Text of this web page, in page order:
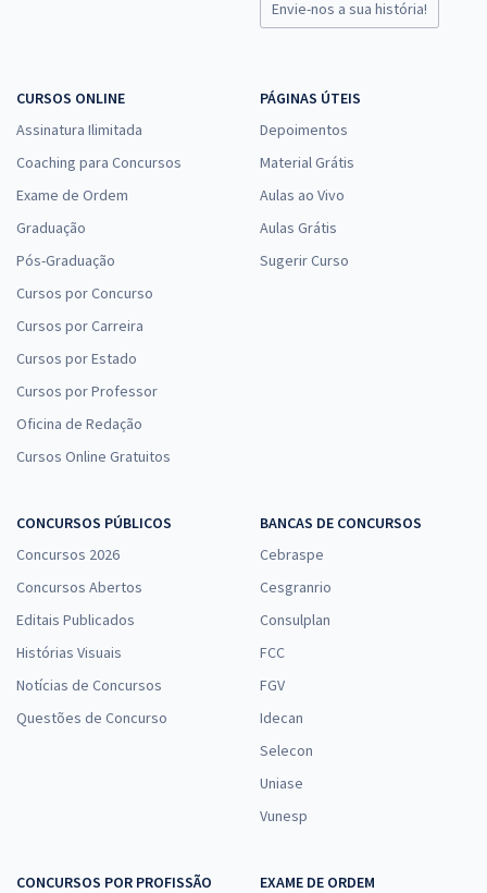
Envie-nos a sua história!
CURSOS ONLINE
Assinatura Ilimitada
Coaching para Concursos
Exame de Ordem
Graduação
Pós-Graduação
Cursos por Concurso
Cursos por Carreira
Cursos por Estado
Cursos por Professor
Oficina de Redação
Cursos Online Gratuitos
PÁGINAS ÚTEIS
Depoimentos
Material Grátis
Aulas ao Vivo
Aulas Grátis
Sugerir Curso
CONCURSOS PÚBLICOS
Concursos 2026
Concursos Abertos
Editais Publicados
Histórias Visuais
Notícias de Concursos
Questões de Concurso
BANCAS DE CONCURSOS
Cebraspe
Cesgranrio
Consulplan
FCC
FGV
Idecan
Selecon
Uniase
Vunesp
CONCURSOS POR PROFISSÃO
EXAME DE ORDEM